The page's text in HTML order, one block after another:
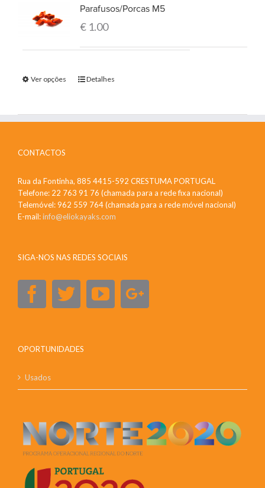
Parafusos/Porcas M5
€1.00
Ver opções Detalhes
CONTACTOS
Rua da Fontinha, 885 4415-592 CRESTUMA PORTUGAL
Telefone: 22 763 91 76 (chamada para a rede fixa nacional)
Telemóvel: 962 559 764 (chamada para a rede móvel nacional)
E-mail:info@eliokayaks.com
SIGA-NOS NAS REDES SOCIAIS
OPORTUNIDADES
Usados